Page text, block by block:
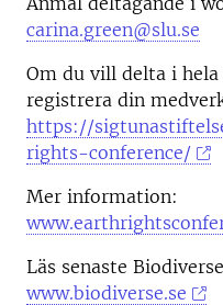
carina.green@slu.se
Om du vill delta i
registrera din
https://
rights-conference/
Mer information:
Läs senaste
www.biodiverse.se